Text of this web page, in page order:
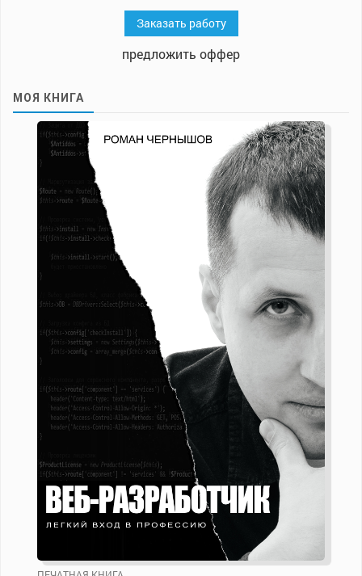
Заказать работу
предложить оффер
МОЯ КНИГА